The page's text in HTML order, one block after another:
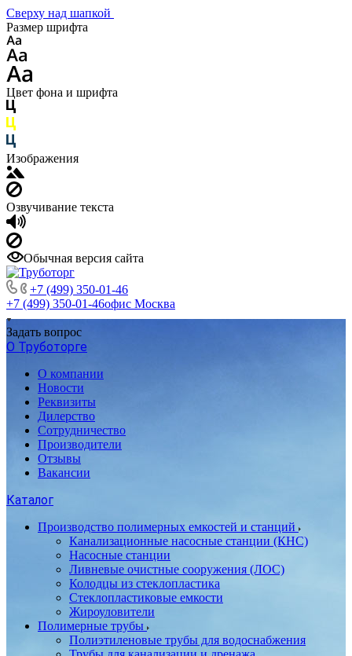
Сверху над шапкой
Размер шрифта
Цвет фона и шрифта
Изображения
Озвучивание текста
Обычная версия сайта
+7 (499) 350-01-46
+7 (499) 350-01-46офис Москва
Задать вопрос
О Труботорге
О компании
Новости
Реквизиты
Дилерство
Сотрудничество
Производители
Отзывы
Вакансии
Каталог
Производство полимерных емкостей и станций
Канализационные насосные станции (КНС)
Насосные станции
Ливневые очистные сооружения (ЛОС)
Колодцы из стеклопластика
Стеклопластиковые емкости
Жироуловители
Полимерные трубы
Полиэтиленовые трубы для водоснабжения